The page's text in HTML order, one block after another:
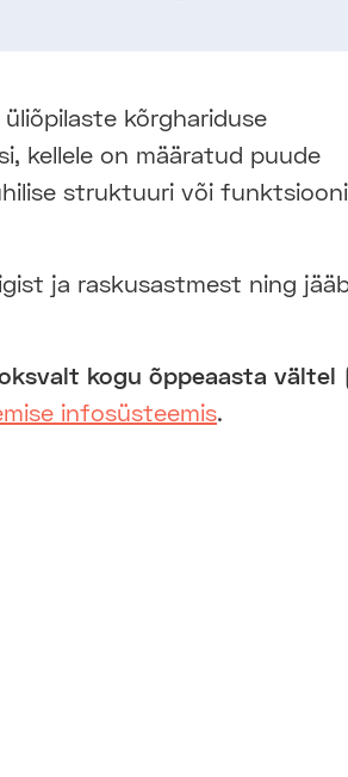
kõrghariduse
kellele on määratud puude
struktuuri või funktsiooni
ja raskusastmest ning
kogu õppeaasta vältel
infosüsteemis.